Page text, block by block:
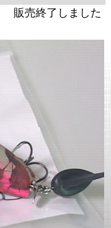
販売終了しました